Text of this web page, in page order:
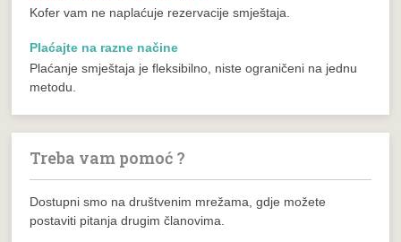
Kofer vam ne naplaćuje rezervacije smještaja.
Plaćajte na razne načine
Plaćanje smještaja je fleksibilno, niste ograničeni na jednu
metodu.
Treba vam pomoć ?
Dostupni smo na društvenim mrežama, gdje možete
postaviti pitanja drugim članovima.